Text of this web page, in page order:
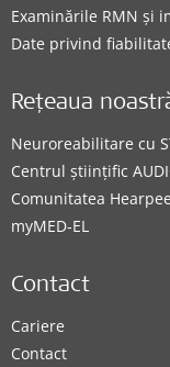
Examinările RMN și
Date privind
Rețeaua
Neuroreabilitare cu
Centrul științific
Comunitatea
myMED‑EL
Contact
Cariere
Contact